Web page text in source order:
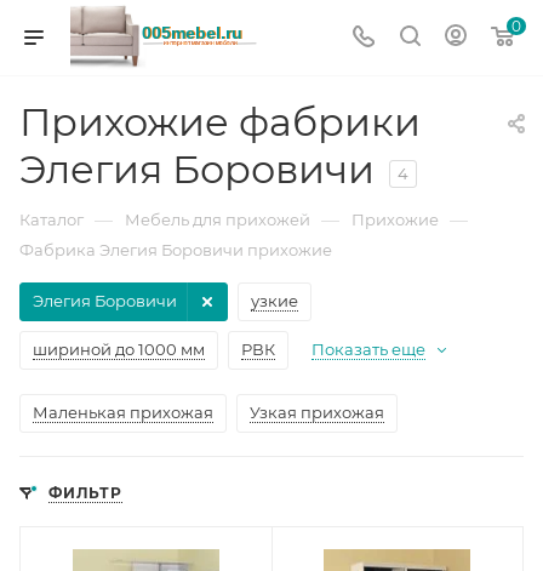
0
Прихожие фабрики
Элегия Боровичи
4
Каталог — Мебель для прихожей — Прихожие —
Фабрика Элегия Боровичи прихожие
узкие
шириной до 1000 мм РВК
Элегия Боровичи
Показать еще
Маленькая прихожая Узкая прихожая
ФИЛЬТР